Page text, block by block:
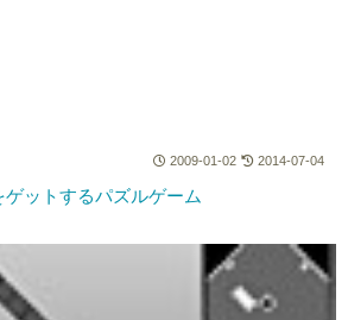
2009-01-02 2014-07-04
ットするパズルゲーム